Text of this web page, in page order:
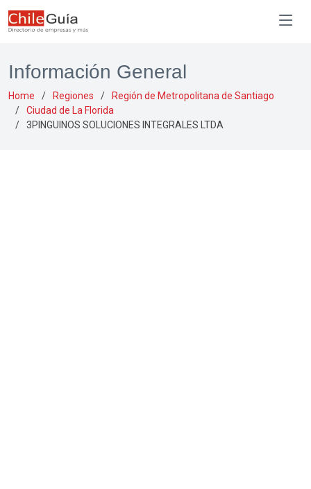
Información General
Home Regiones
Región de Metropolitana de Santiago
Ciudad de La Florida
3PINGUINOS SOLUCIONES INTEGRALES LTDA